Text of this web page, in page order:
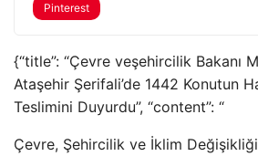
Pinterest
{“title”: “Çevre veşehircilik Bakanı
Ataşehir Şerifali’de 1442 Konutun
Teslimini Duyurdu”, “content”: “
Çevre, Şehircilik ve İklim